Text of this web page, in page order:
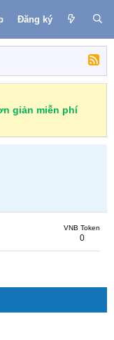
Đăng ký
giản miễn phí
VNB Token
0